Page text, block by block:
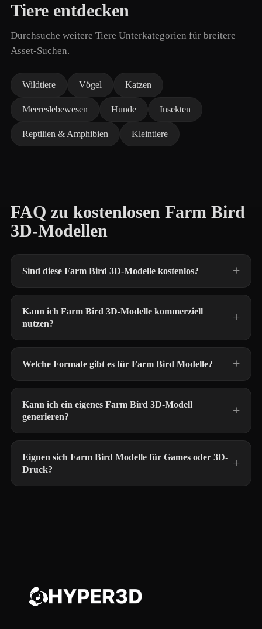
Tiere entdecken
Durchsuche weitere Tiere Unterkategorien für breitere
Asset-Suchen.
Wildtiere Vögel Katzen
Meereslebewesen Hunde Insekten
Reptilien & Amphibien Kleintiere
FAQ zu kostenlosen Farm Bird
3D-Modellen
Sind diese Farm Bird 3D-Modelle kostenlos?
Kann ich Farm Bird 3D-Modelle kommerziell
nutzen?
Welche Formate gibt es für Farm Bird Modelle?
Kann ich ein eigenes Farm Bird 3D-Modell
generieren?
Eignen sich Farm Bird Modelle für Games oder 3D-
Druck?